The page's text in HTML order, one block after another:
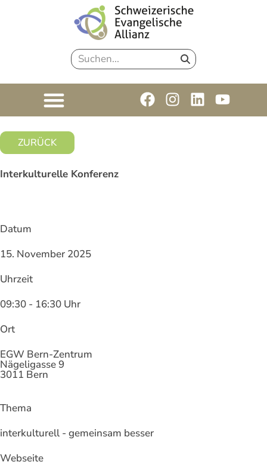
ZURÜCK
Interkulturelle Konferenz
Datum
15. November 2025
Uhrzeit
09:30 - 16:30 Uhr
Ort
EGW Bern-Zentrum
Nägeligasse 9
3011 Bern
Thema
interkulturell - gemeinsam besser
Webseite